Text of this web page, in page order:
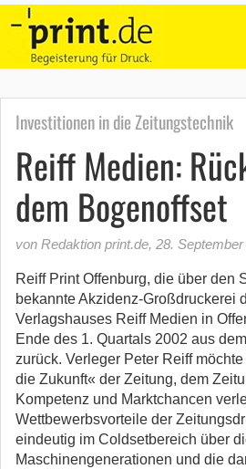
Investitionen in die Zeitungstechnik
Reiff Medien:
dem Bogenoffset
von Redaktion print.de, 28. September
Reiff Print Offenburg, die über den
bekannte Akzidenz-Großdruckerei
Verlagshauses Reiff Medien in
Ende des 1. Quartals 2002 aus
zurück. Verleger Peter Reiff
die Zukunft« der Zeitung, dem
Kompetenz und Marktchancen
Wettbewerbsvorteile der
eindeutig im Coldsetbereich über
Maschinengenerationen und die